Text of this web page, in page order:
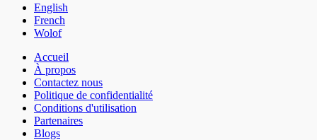
English
French
Wolof
Accueil
À propos
Contactez nous
Politique de confidentialité
Conditions d'utilisation
Partenaires
Blogs